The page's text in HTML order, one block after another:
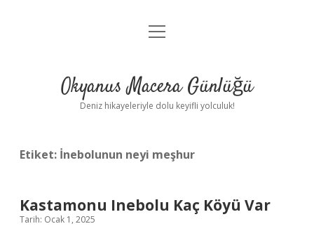
Anasayfa
Yasal Uyarı
menüyü
Okyanus Macera Günlüğü
Deniz hikayeleriyle dolu keyifli yolculuk!
Etiket: İnebolunun neyi meşhur
Kastamonu Inebolu Kaç Köyü Var
Tarih: Ocak 1, 2025